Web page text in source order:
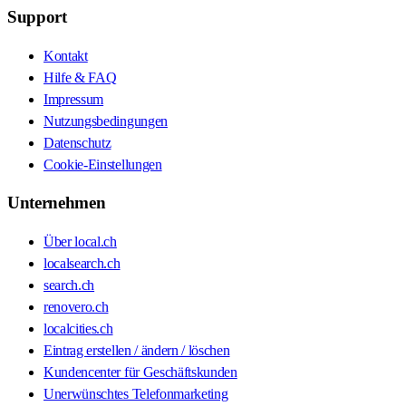
Support
Kontakt
Hilfe & FAQ
Impressum
Nutzungsbedingungen
Datenschutz
Cookie-Einstellungen
Unternehmen
Über local.ch
localsearch.ch
search.ch
renovero.ch
localcities.ch
Eintrag erstellen / ändern / löschen
Kundencenter für Geschäftskunden
Unerwünschtes Telefonmarketing